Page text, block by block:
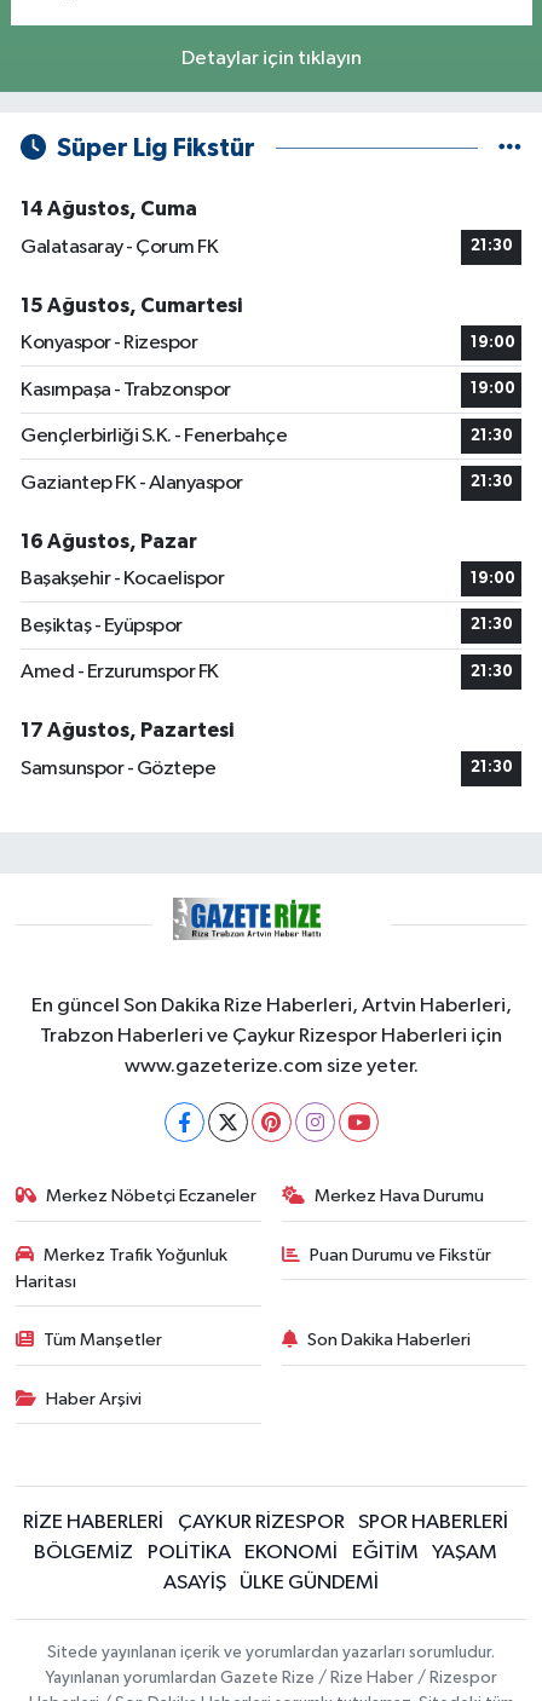
Detaylar için tıklayın
Süper Lig Fikstür
14 Ağustos, Cuma
Galatasaray - Çorum FK
21:30
15 Ağustos, Cumartesi
Konyaspor - Rizespor
19:00
Kasımpaşa - Trabzonspor 19:00
Gençlerbirliği S.K. - Fenerbahçe 21:30
Gaziantep FK - Alanyaspor 21:30
16 Ağustos, Pazar
Başakşehir - Kocaelispor
19:00
Beşiktaş - Eyüpspor 21:30
Amed - Erzurumspor FK 21:30
17 Ağustos, Pazartesi
Samsunspor - Göztepe
21:30
En güncel Son Dakika Rize Haberleri, Artvin Haberleri,
Trabzon Haberleri ve Çaykur Rizespor Haberleri için
www.gazeterize.com size yeter.
Merkez Nöbetçi Eczaneler Merkez Hava Durumu
Merkez Trafik Yoğunluk
Haritası
Puan Durumu ve Fikstür
Tüm Manşetler Son Dakika Haberleri
Haber Arşivi
RİZE HABERLERİ ÇAYKUR RİZESPOR
SPOR HABERLERİ
BÖLGEMİZ
POLİTİKA EKONOMİ EĞİTİM
YAŞAM
ASAYİŞ
ÜLKE GÜNDEMİ
Sitede yayınlanan içerik ve yorumlardan yazarları sorumludur.
Yayınlanan yorumlardan Gazete Rize / Rize Haber / Rizespor